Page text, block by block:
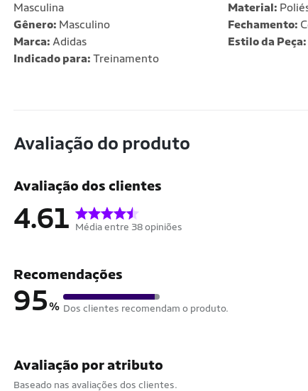
Masculina
Gênero: Masculino
Marca: Adidas
Indicado para: Treinamento
Material:
Fechamento:
Estilo da Peça:
Avaliação do produto
Avaliação dos clientes
4.61 Média entre 38 opiniões
Recomendações
95% Dos clientes recomendam o produto.
Avaliação por atributo
Baseado nas avaliações dos clientes.